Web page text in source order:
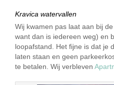
Kravica watervallen
Wij kwamen pas laat aan bij
want dan is iedereen weg) en
loopafstand. Het fijne is dat je
laten staan en geen
te betalen. Wij verbleven